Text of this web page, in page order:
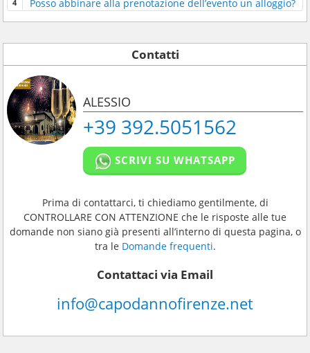
Posso abbinare alla prenotazione dell’evento un alloggio?
Contatti
ALESSIO
+39 392.5051562
SCRIVI SU WHATSAPP
Prima di contattarci, ti chiediamo gentilmente, di
CONTROLLARE CON ATTENZIONE che le risposte alle tue
domande non siano già presenti all’interno di questa pagina, o
tra le Domande frequenti.
Contattaci via Email
info@capodannofirenze.net